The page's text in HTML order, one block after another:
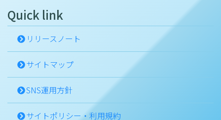
Quick link
リリースノート
サイトマップ
SNS運用方針
サイトポリシー・利用規約